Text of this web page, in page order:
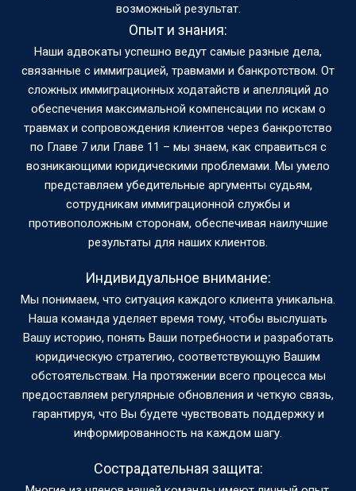
возможный результат.
Опыт и знания:
Наши адвокаты успешно ведут самые разные дела,
связанные с иммиграцией, травмами и банкротством. От
сложных иммиграционных ходатайств и апелляций до
обеспечения максимальной компенсации по искам о
травмах и сопровождения клиентов через банкротство
по Главе 7 или Главе 11 – мы знаем, как справиться с
возникающими юридическими проблемами. Мы умело
представляем убедительные аргументы судьям,
сотрудникам иммиграционной службы и
противоположным сторонам, обеспечивая наилучшие
результаты для наших клиентов.
Индивидуальное внимание:
Мы понимаем, что ситуация каждого клиента уникальна.
Наша команда уделяет время тому, чтобы выслушать
Вашу историю, понять Ваши потребности и разработать
юридическую стратегию, соответствующую Вашим
обстоятельствам. На протяжении всего процесса мы
предоставляем регулярные обновления и четкую связь,
гарантируя, что Вы будете чувствовать поддержку и
информированность на каждом шагу.
Сострадательная защита: